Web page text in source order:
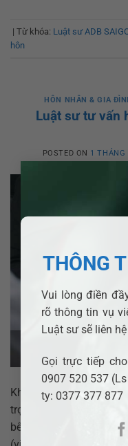
THÔNG
Vui lòng điền
rõ thông tin vụ
Luật sư sẽ liên
Gọi trực tiếp
0907 520 537
ty: 0377 377 877
| Từ khóa: Luật sư ADB
hôn
HÔN NHÂN & GIA
Luật sư tư vấn
POSTED ON 1 THÁNG
Khi cuộc sống hôn
trọng, mục đích của
bên không thể thống